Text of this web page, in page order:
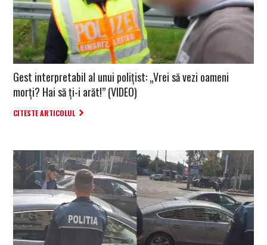
Gest interpretabil al unui polițist: „Vrei să vezi oameni
morți? Hai să ți-i arăt!” (VIDEO)
CITESTE ARTICOLUL